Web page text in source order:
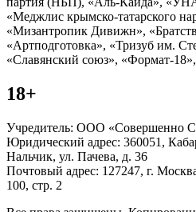
«Меджлис крымско-татарского
«Мизантропик Дивижн»,
«Артподготовка», «Тризуб им.
«Славянский союз», «Формат-
18+
Учредитель: ООО «Совершенно
Юридический адрес: 360051,
Нальчик, ул. Пачева, д. 36
Почтовый адрес: 127247, г.
100, стр. 2